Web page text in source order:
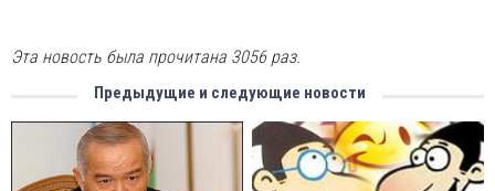
Эта новость была прочитана 3056 раз.
Предыдущие и следующие новости